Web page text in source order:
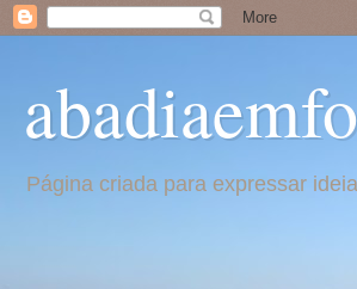
Página criada para expressar